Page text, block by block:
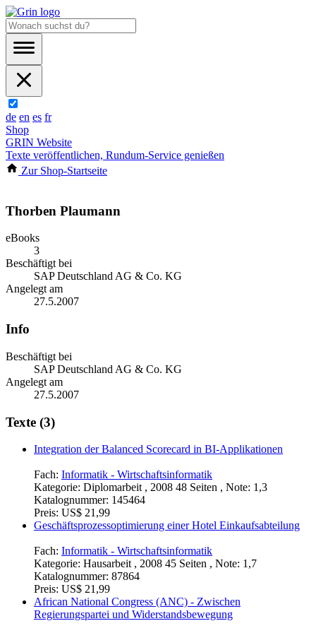
de en es fr
Shop
GRIN Website
Texte veröffentlichen, Rundum-Service genießen
Zur Shop-Startseite
Thorben Plaumann
eBooks
3
Beschäftigt bei
SAP Deutschland AG & Co. KG
Angelegt am
27.5.2007
Info
Beschäftigt bei
SAP Deutschland AG & Co. KG
Angelegt am
27.5.2007
Texte (3)
Integration der Balanced Scorecard in BI-Applikationen
Fach: Informatik - Wirtschaftsinformatik
Kategorie: Diplomarbeit , 2008 48 Seiten , Note: 1,3
Katalognummer: 145464
Preis: US$ 21,99
Geschäftsprozessoptimierung einer Hotel Einkaufsabteilung
Fach: Informatik - Wirtschaftsinformatik
Kategorie: Hausarbeit , 2008 45 Seiten , Note: 1,7
Katalognummer: 87864
Preis: US$ 21,99
African National Congress (ANC) - Zwischen
Regierungspartei und Widerstandsbewegung